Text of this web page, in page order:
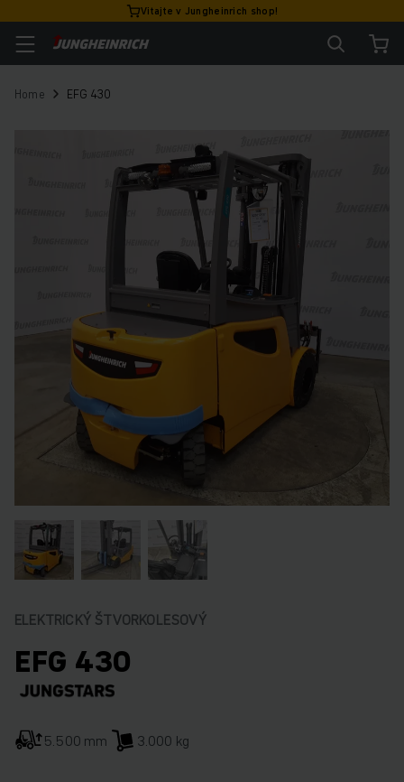
Vitajte v Jungheinrich shop!
Home EFG 430
ELEKTRICKÝ ŠTVORKOLESOVÝ
EFG 430
5.500 mm 3.000 kg